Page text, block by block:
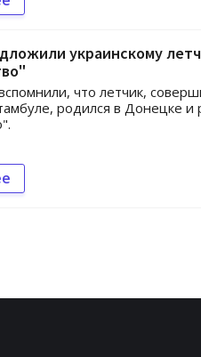
украинскому
что летчик,
родился в Донецке